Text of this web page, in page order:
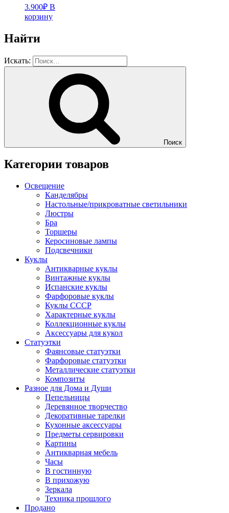
3.900₽ В
корзину
Найти
Искать:
Поиск
Категории товаров
Освещение
Канделябры
Настольные/прикроватные светильники
Люстры
Бра
Торшеры
Керосиновые лампы
Подсвечники
Куклы
Антикварные куклы
Винтажные куклы
Испанские куклы
Фарфоровые куклы
Куклы СССР
Характерные куклы
Коллекционные куклы
Аксессуары для кукол
Статуэтки
Фаянсовые статуэтки
Фарфоровые статуэтки
Металлические статуэтки
Композиты
Разное для Дома и Души
Пепельницы
Деревянное творчество
Декоративные тарелки
Кухонные аксессуары
Предметы сервировки
Картины
Антикварная мебель
Часы
В гостинную
В прихожую
Зеркала
Техника прошлого
Продано